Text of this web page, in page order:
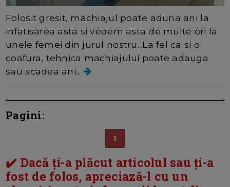
Folosit gresit, machiajul poate aduna ani la
infatisarea asta si vedem asta de multe ori la
unele femei din jurul nostru...La fel ca si o
coafura, tehnica machiajului poate adauga
sau scadea ani...
Pagini:
1
✔️ Dacă ți-a plăcut articolul sau ți-a
fost de folos, apreciază-l cu un